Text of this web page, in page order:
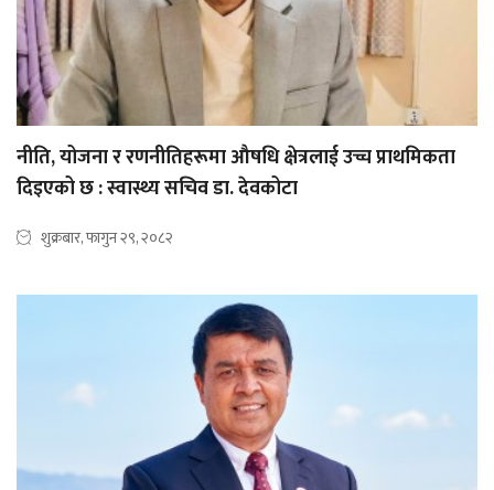
नीति, योजना र रणनीतिहरूमा औषधि क्षेत्रलाई उच्च प्राथमिकता
दिइएको छ : स्वास्थ्य सचिव डा. देवकोटा
शुक्रबार, फागुन २९, २०८२